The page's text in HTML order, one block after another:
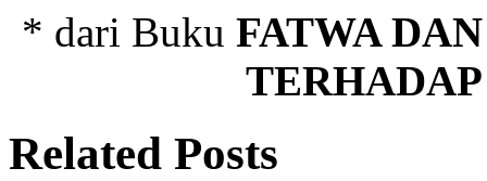
* dari Buku FATWA
Related Posts